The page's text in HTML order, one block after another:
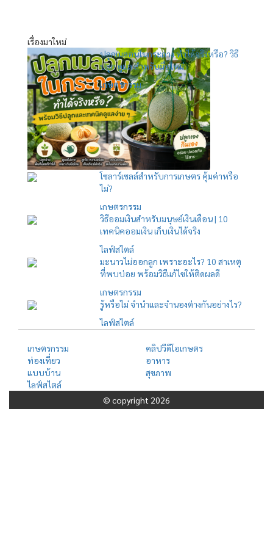
เรื่องมาใหม่
ปลูกเมลอนในกระถาง ทำได้จริงหรือ? วิธี
ปลูก ดูแล สำหรับมือใหม่
เกษตรกรรม
โซลาร์เซลล์สำหรับการเกษตร คุ้มค่าหรือ
ไม่?
เกษตรกรรม
วิธีออมเงินสำหรับมนุษย์เงินเดือน | 10
เทคนิคออมเงิน เก็บเงินได้จริง
ไลฟ์สไตล์
มะนาวไม่ออกลูก เพราะอะไร? 10 สาเหตุ
ที่พบบ่อย พร้อมวิธีแก้ไขให้ติดผลดี
เกษตรกรรม
รู้หรือไม่ จำนำและจำนองต่างกันอย่างไร?
ไลฟ์สไตล์
เกษตรกรรม
คลิปวีดีโอเกษตร
ท่องเที่ยว
อาหาร
แบบบ้าน
สุขภาพ
ไลฟ์สไตล์
© copyright 2026